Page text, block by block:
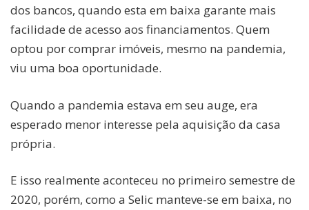
dos bancos, quando esta em baixa garante mais
facilidade de acesso aos financiamentos. Quem
optou por comprar imóveis, mesmo na pandemia,
viu uma boa oportunidade.
Quando a pandemia estava em seu auge, era
esperado menor interesse pela aquisição da casa
própria.
E isso realmente aconteceu no primeiro semestre de
2020, porém, como a Selic manteve-se em baixa, no